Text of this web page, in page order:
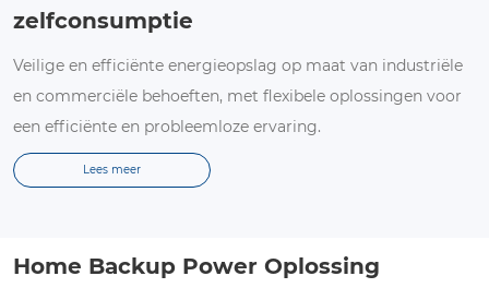
zelfconsumptie
Veilige en efficiënte energieopslag op maat van industriële
en commerciële behoeften, met flexibele oplossingen voor
een efficiënte en probleemloze ervaring.
Lees meer
Home Backup Power Oplossing